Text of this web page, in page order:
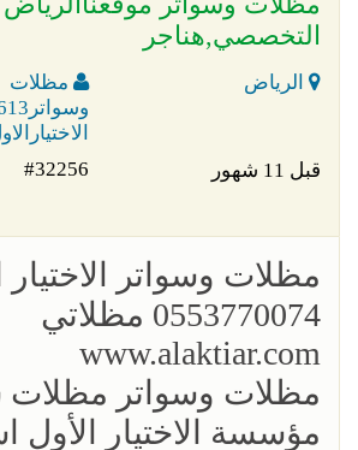
التخصصي,هناجر
الرياض
مظلات
قبل 11 شهور
#32256
مظلات وسواتر الاختيار
0553770074 مظلاتي
www.alaktiar.com
مظلات وسواتر مظلات
مؤسسة الاختيار الأول